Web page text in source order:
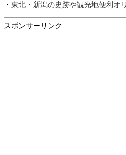
・ 東北・新潟の史跡や観光地便利オ
スポンサーリンク